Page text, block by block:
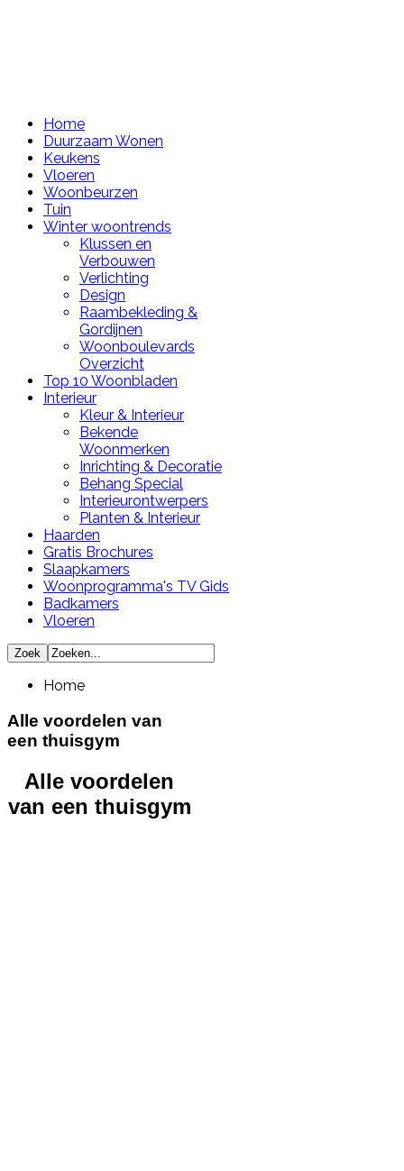
Home
Duurzaam Wonen
Keukens
Vloeren
Woonbeurzen
Tuin
Winter woontrends
Klussen en
Verbouwen
Verlichting
Design
Raambekleding &
Gordijnen
Woonboulevards
Overzicht
Top 10 Woonbladen
Interieur
Kleur & Interieur
Bekende
Woonmerken
Inrichting & Decoratie
Behang Special
Interieurontwerpers
Planten & Interieur
Haarden
Gratis Brochures
Slaapkamers
Woonprogramma's TV Gids
Badkamers
Vloeren
Home
Alle voordelen van
een thuisgym
Alle voordelen
van een thuisgym